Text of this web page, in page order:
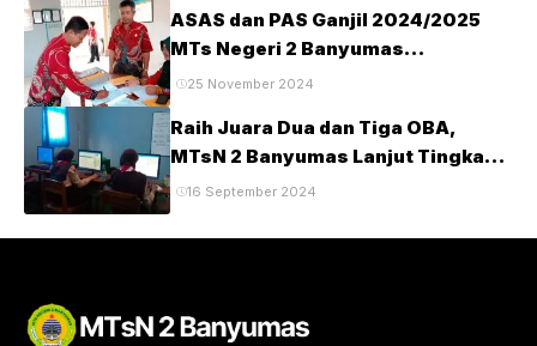
ASAS dan PAS Ganjil 2024/2025
MTs Negeri 2 Banyumas
Berlangsung Tertib dan Lancar
25 November 2024
Raih Juara Dua dan Tiga OBA,
MTsN 2 Banyumas Lanjut Tingkat
Provinsi
16 September 2024